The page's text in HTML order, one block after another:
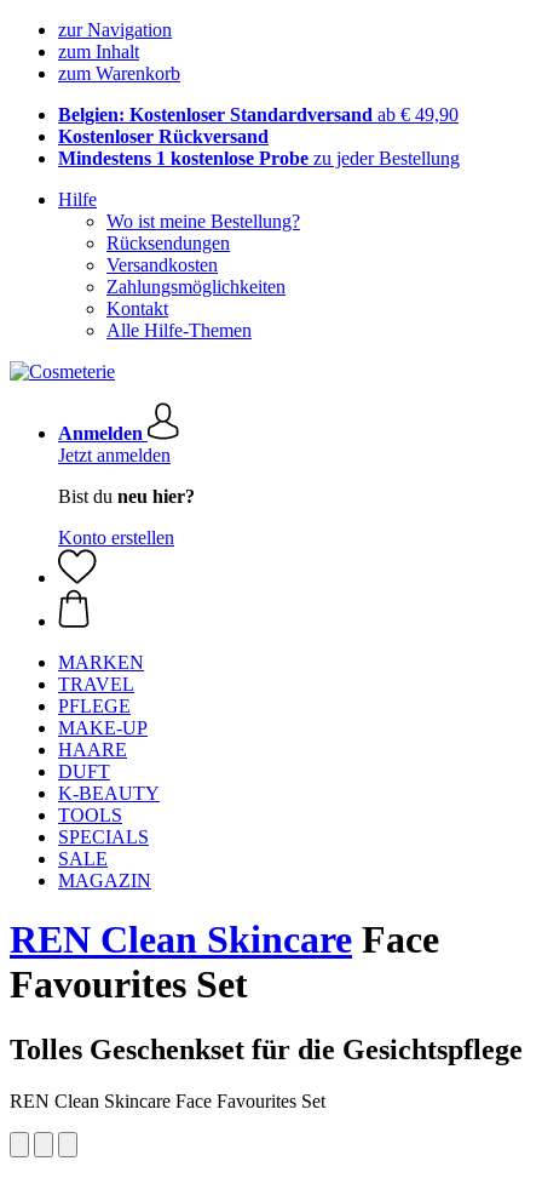
zur Navigation
zum Inhalt
zum Warenkorb
Belgien: Kostenloser Standardversand ab € 49,90
Kostenloser Rückversand
Mindestens 1 kostenlose Probe zu jeder Bestellung
Hilfe
Wo ist meine Bestellung?
Rücksendungen
Versandkosten
Zahlungsmöglichkeiten
Kontakt
Alle Hilfe-Themen
Anmelden
Jetzt anmelden
Bist du neu hier?
Konto erstellen
MARKEN
TRAVEL
PFLEGE
MAKE-UP
HAARE
DUFT
K-BEAUTY
TOOLS
SPECIALS
SALE
MAGAZIN
REN Clean Skincare Face
Favourites Set
Tolles Geschenkset für die Gesichtspflege
REN Clean Skincare Face Favourites Set